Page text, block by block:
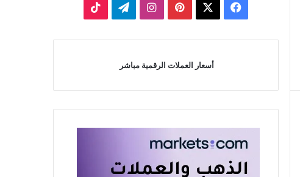
فيسبوك بينتيريستانستقرامتيلقرام
أسعار العملات الرقمية مباشر